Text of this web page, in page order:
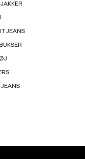
JEANS
JEANS